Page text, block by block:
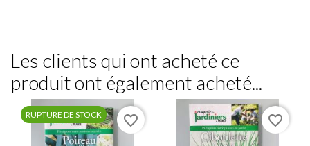
Les clients qui ont acheté ce
produit ont également acheté...
RUPTURE DE STOCK favorite_border favorite_border